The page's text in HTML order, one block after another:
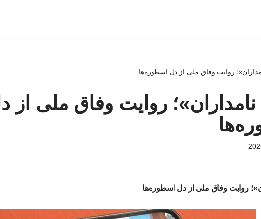
روایت وفاق ملی از دل اسطوره‌ها
نامداران»؛ روایت وفاق ملی از
روایت وفاق ملی از دل اسطوره‌ها